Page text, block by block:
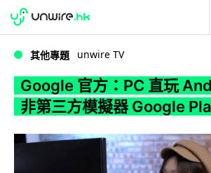
WWDC 2026
其他專題 unwire TV
Google 官方：PC 直玩
非第三方模擬器 Google